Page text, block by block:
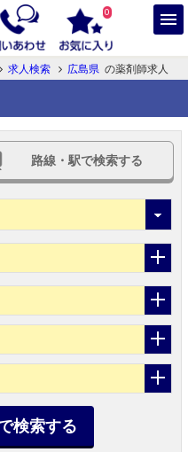
0
求人検索 広島県 の薬剤師求人
路線・駅で検索する
検索する